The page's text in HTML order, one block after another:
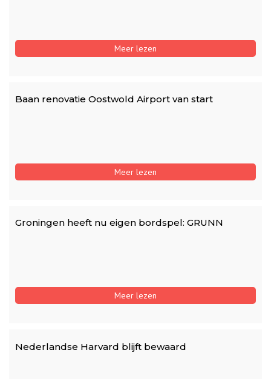
Meer lezen
Baan renovatie Oostwold Airport van start
Meer lezen
Groningen heeft nu eigen bordspel: GRUNN
Meer lezen
Nederlandse Harvard blijft bewaard